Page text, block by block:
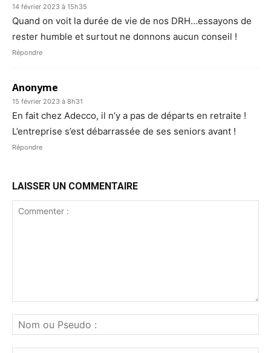
14 février 2023 à 15h35
Quand on voit la durée de vie de nos DRH…essayons de
rester humble et surtout ne donnons aucun conseil !
Répondre
Anonyme
15 février 2023 à 8h31
En fait chez Adecco, il n’y a pas de départs en retraite !
L’entreprise s’est débarrassée de ses seniors avant !
Répondre
LAISSER UN COMMENTAIRE